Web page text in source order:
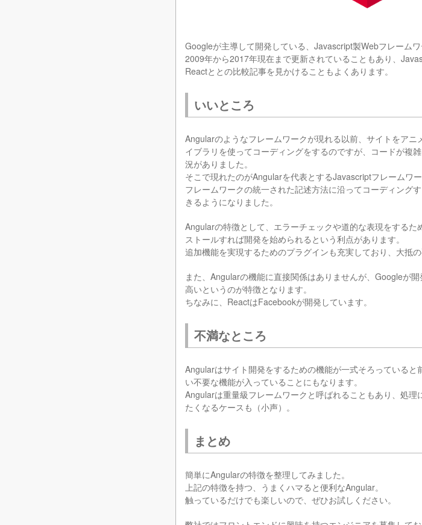
Googleが主導して開発している、Javascript製Webフレーム
2009年から2017年現在まで更新されていることもあり、
Reactととの比較記事を見かけることもよくあります。
いいところ
Angularのようなフレームワークが現れる以前、サイトをア
イブラリを使ってコーディングをするのですが、コードが複
況がありました。
そこで現れたのがAngularを代表とするJavascriptフレームワー
フレームワークの統一された記述方法に沿ってコーディング
きるようになりました。
Angularの特徴として、エラーチェックや道的な表現をする
ストールすれば開発を始められるという利点があります。
追加機能を実現するためのプラグインも充実しており、大抵
また、Angularの機能に直接関係はありませんが、Googleが
高いというのが特徴となります。
ちなみに、ReactはFacebookが開発しています。
不満なところ
Angularはサイト開発をするための機能が一式そろっている
い不要な機能が入っていることにもなります。
Angularは重量級フレームワークと呼ばれることもあり、処
たくなるケースも（小声）。
まとめ
簡単にAngularの特徴を整理してみました。
上記の特徴を持つ、うまくハマると便利なAngular。
触っているだけでも楽しいので、ぜひお試しください。